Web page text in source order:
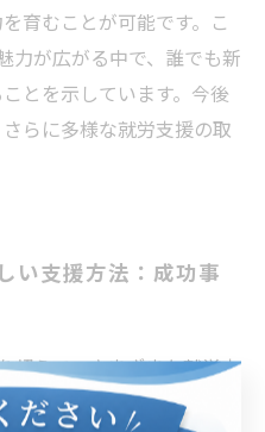
育むことが可能です。こ
力が広がる中で、誰でも新
とを示しています。今後
らに多様な就労支援の取
い支援方法：成功事
超えて、さまざまな就労支
年の成功事例として、eス